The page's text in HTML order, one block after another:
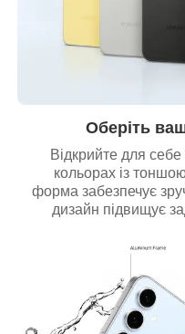
Оберіть
Відкрийте для
кольорах із
форма забезпечує
дизайн підвищує